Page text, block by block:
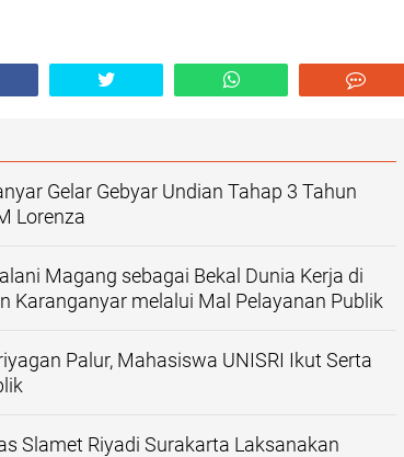
Gelar Gebyar Undian Tahap 3 Tahun
Lorenza
Magang sebagai Bekal Dunia Kerja di
Karanganyar melalui Mal Pelayanan Publik
Palur, Mahasiswa UNISRI Ikut Serta
Slamet Riyadi Surakarta Laksanakan